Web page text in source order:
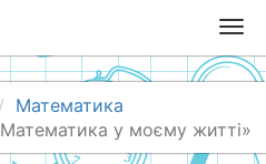
T
o
g
l
e
Математика
у моєму житті»